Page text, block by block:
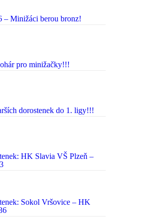
– Minižáci berou bronz!
pro minižačky!!!
dorostenek do 1. ligy!!!
HK Slavia VŠ Plzeň –
Sokol Vršovice – HK